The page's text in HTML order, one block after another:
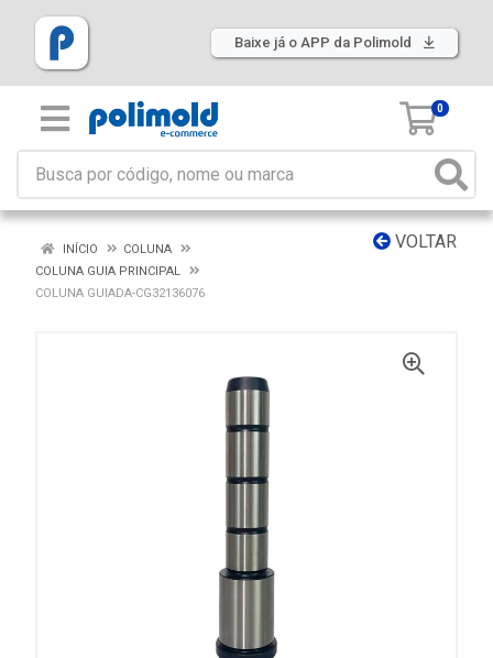
Baixe já o APP da Polimold
0
VOLTAR
INÍCIO
COLUNA
COLUNA GUIA PRINCIPAL
COLUNA GUIADA-CG32136076